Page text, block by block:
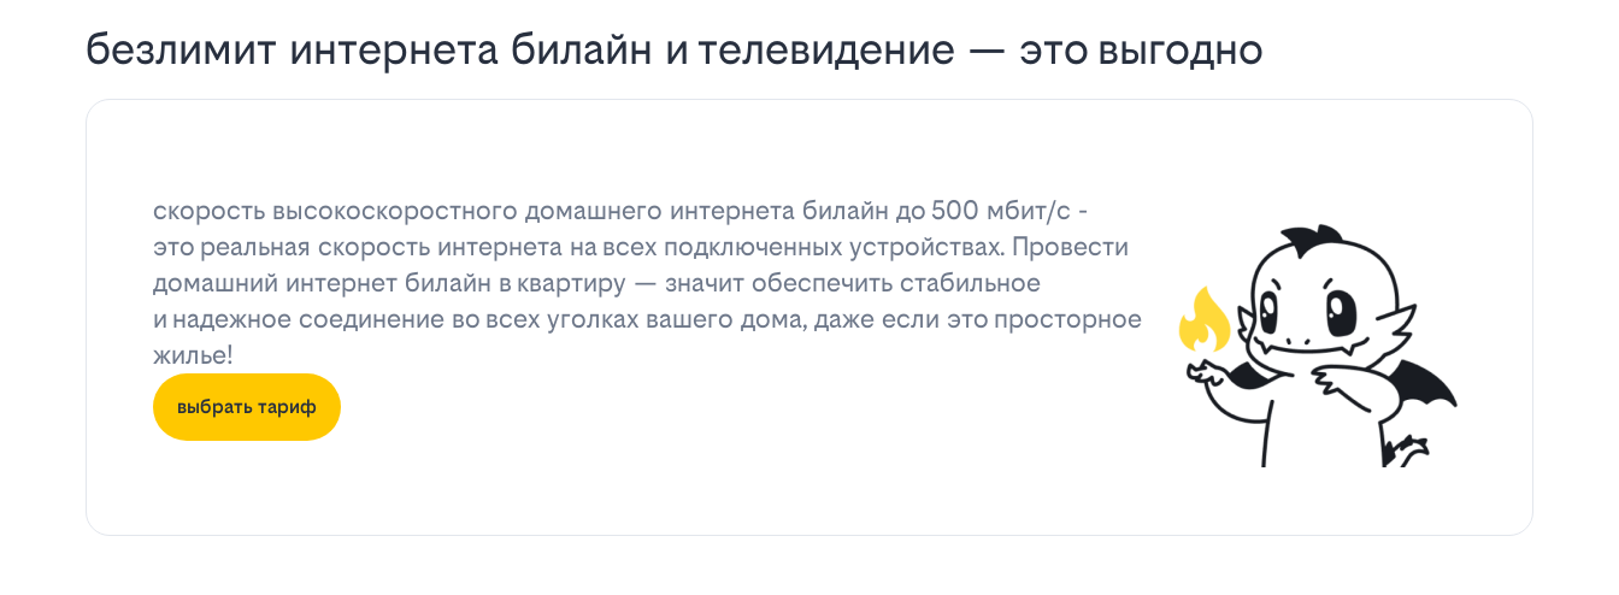
безлимит интернета билайн и телевидение — это выгодно
скорость высокоскоростного домашнего интернета билайн до 500 мбит/с -
это реальная скорость интернета на всех подключенных устройствах. Провести
домашний интернет билайн в квартиру — значит обеспечить стабильное
и надежное соединение во всех уголках вашего дома, даже если это просторное
жилье!
выбрать тариф